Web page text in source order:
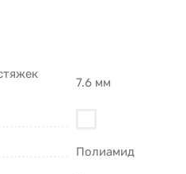
7.6 мм
Полиамид